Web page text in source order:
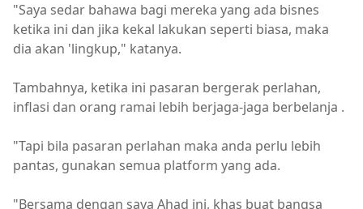
"Saya sedar bahawa bagi mereka yang ada bisnes
ketika ini dan jika kekal lakukan seperti biasa, maka
dia akan 'lingkup," katanya.
Tambahnya, ketika ini pasaran bergerak perlahan,
inflasi dan orang ramai lebih berjaga-jaga berbelanja .
"Tapi bila pasaran perlahan maka anda perlu lebih
pantas, gunakan semua platform yang ada.
"Bersama dengan saya Ahad ini, khas buat bangsa